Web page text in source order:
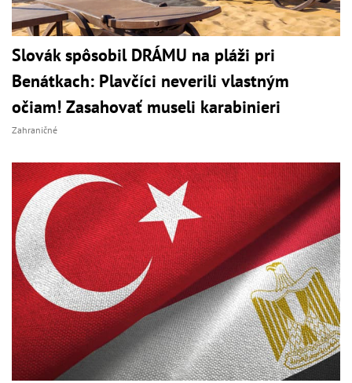
Slovák spôsobil DRÁMU na pláži pri
Benátkach: Plavčíci neverili vlastným
očiam! Zasahovať museli karabinieri
Zahraničné